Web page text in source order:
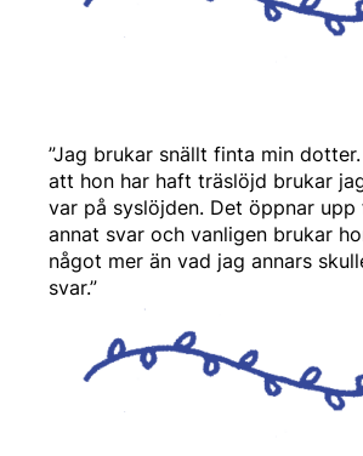
”Jag brukar snällt finta min
att hon har haft träslöjd brukar
var på syslöjden. Det öppnar
annat svar och vanligen brukar
något mer än vad jag annars
svar.”